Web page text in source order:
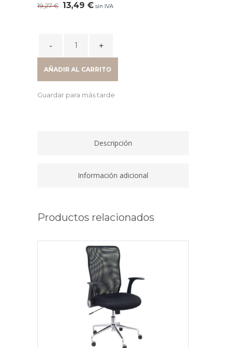
19,27€
precio
19,27 €.
13,49 €
13,49 €.
sin IVA
KAV
AÑADIR AL CARRITO
Guardar para más tarde
Descripción
Información adicional
Productos relacionados